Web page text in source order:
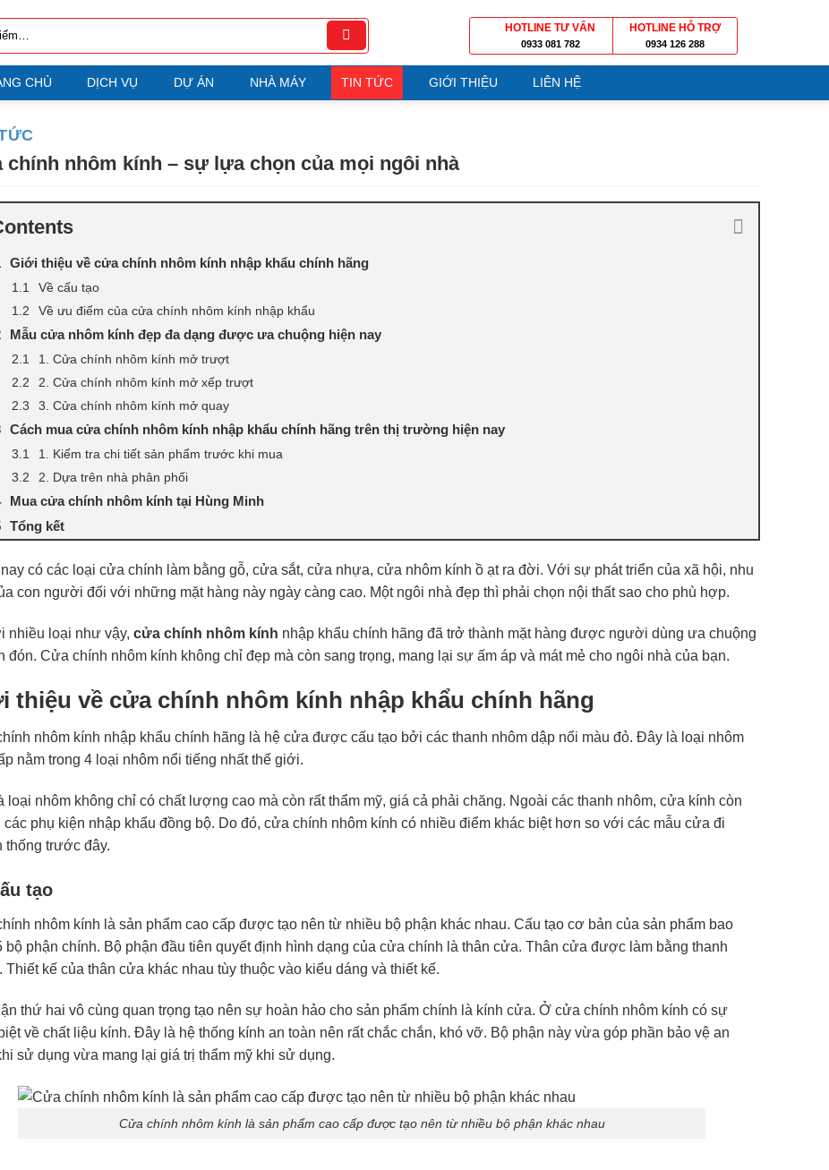
HOTLINE TƯ VẤN
0933 081 782
HOTLINE HỖ TRỢ
0934 126 288
CHỦ DỊCH VỤ DỰ ÁN NHÀ MÁY TIN TỨC GIỚI THIỆU LIÊN HỆ
chính nhôm kính – sự lựa chọn của mọi ngôi nhà
Giới thiệu về cửa chính nhôm kính nhập khẩu chính hãng
Về cấu tạo
Về ưu điểm của cửa chính nhôm kính nhập khẩu
Mẫu cửa nhôm kính đẹp đa dạng được ưa chuộng hiện nay
1. Cửa chính nhôm kính mở trượt
2. Cửa chính nhôm kính mở xếp trượt
3. Cửa chính nhôm kính mở quay
Cách mua cửa chính nhôm kính nhập khẩu chính hãng trên thị trường hiện nay
1. Kiểm tra chi tiết sản phẩm trước khi mua
2. Dựa trên nhà phân phối
Mua cửa chính nhôm kính tại Hùng Minh
Tổng kết
có các loại cửa chính làm bằng gỗ, cửa sắt, cửa nhựa, cửa nhôm kính ồ ạt ra đời. Với sự phát triển của xã hội, nhu
con người đối với những mặt hàng này ngày càng cao. Một ngôi nhà đẹp thì phải chọn nội thất sao cho phù hợp.
nhiều loại như vậy, cửa chính nhôm kính nhập khẩu chính hãng đã trở thành mặt hàng được người dùng ưa chuộng
đón. Cửa chính nhôm kính không chỉ đẹp mà còn sang trọng, mang lại sự ấm áp và mát mẻ cho ngôi nhà của bạn.
thiệu về cửa chính nhôm kính nhập khẩu chính hãng
nhôm kính nhập khẩu chính hãng là hệ cửa được cấu tạo bởi các thanh nhôm dập nổi màu đỏ. Đây là loại nhôm
nằm trong 4 loại nhôm nổi tiếng nhất thế giới.
loại nhôm không chỉ có chất lượng cao mà còn rất thẩm mỹ, giá cả phải chăng. Ngoài các thanh nhôm, cửa kính còn
các phụ kiện nhập khẩu đồng bộ. Do đó, cửa chính nhôm kính có nhiều điểm khác biệt hơn so với các mẫu cửa đi
thống trước đây.
tạo
nhôm kính là sản phẩm cao cấp được tạo nên từ nhiều bộ phận khác nhau. Cấu tạo cơ bản của sản phẩm bao
bộ phận chính. Bộ phận đầu tiên quyết định hình dạng của cửa chính là thân cửa. Thân cửa được làm bằng thanh
Thiết kế của thân cửa khác nhau tùy thuộc vào kiểu dáng và thiết kế.
thứ hai vô cùng quan trọng tạo nên sự hoàn hảo cho sản phẩm chính là kính cửa. Ở cửa chính nhôm kính có sự
về chất liệu kính. Đây là hệ thống kính an toàn nên rất chắc chắn, khó vỡ. Bộ phận này vừa góp phần bảo vệ an
sử dụng vừa mang lại giá trị thẩm mỹ khi sử dụng.
Cửa chính nhôm kính là sản phẩm cao cấp được tạo nên từ nhiều bộ phận khác nhau